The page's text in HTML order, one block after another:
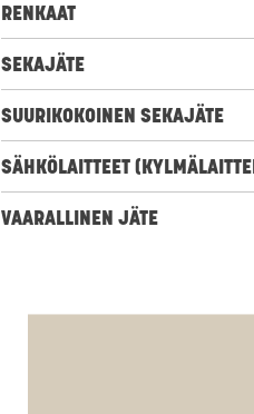
RENKAAT
SEKAJÄTE
SUURIKOKOINEN SEKAJÄTE
SÄHKÖLAITTEET
VAARALLINEN JÄTE